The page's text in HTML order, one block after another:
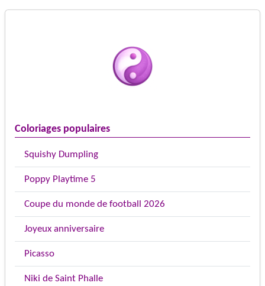
Coloriages populaires
Squishy Dumpling
Poppy Playtime 5
Coupe du monde de football 2026
Joyeux anniversaire
Picasso
Niki de Saint Phalle